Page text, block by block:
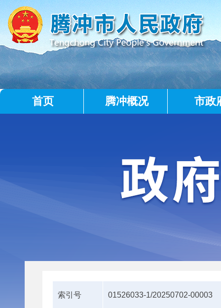
首页 腾冲概况 市政
索引号 01526033-1/20250702-00003